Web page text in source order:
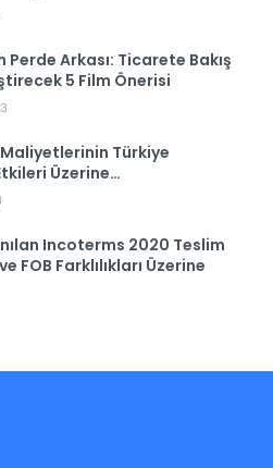
Perde Arkası: Ticarete Bakış
5 Film Önerisi
Türkiye
Üzerine…
Incoterms 2020 Teslim
FOB Farklılıkları Üzerine